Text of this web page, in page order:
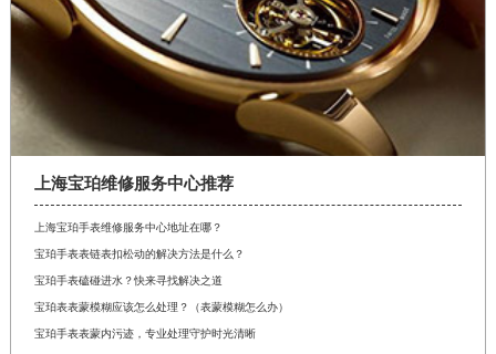
上海宝珀维修服务中心推荐
上海宝珀手表维修服务中心地址在哪？
宝珀手表表链表扣松动的解决方法是什么？
宝珀手表磕碰进水？快来寻找解决之道
宝珀表表蒙模糊应该怎么处理？（表蒙模糊怎么办）
宝珀手表表蒙内污迹，专业处理守护时光清晰